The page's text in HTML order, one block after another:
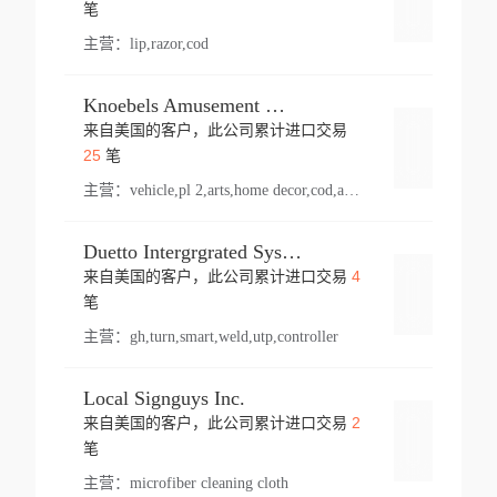
笔
主营： lip,razor,cod
Knoebels Amusement Resort
来自美国的客户，此公司累计进口交易
25笔
主营： vehicle,pl 2,arts,home decor,cod,amusement ride,sea
Duetto Intergrgrated Systems Inc.
来自美国的客户，此公司累计进口交易 4
笔
主营： gh,turn,smart,weld,utp,controller
Local Signguys Inc.
来自美国的客户，此公司累计进口交易 2
笔
主营： microfiber cleaning cloth